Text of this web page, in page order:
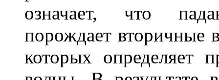
означает, что
порождает вторичные
которых определяет